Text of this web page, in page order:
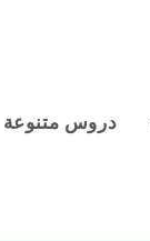
دروس متنوعة